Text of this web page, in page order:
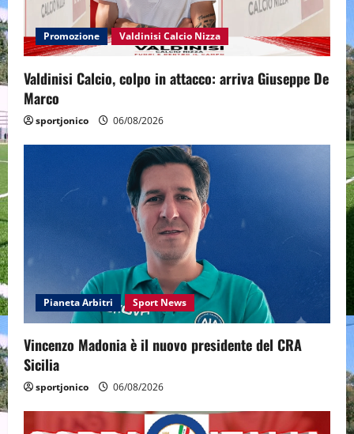
Promozione Valdinisi Calcio Nizza
Valdinisi Calcio, colpo in attacco: arriva Giuseppe De
Marco
sportjonico 06/08/2026
Pianeta Arbitri Sport News
Vincenzo Madonia è il nuovo presidente del CRA
Sicilia
sportjonico 06/08/2026